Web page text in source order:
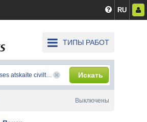
RU
ТИПЫ РАБОТ
Искать
Выключены